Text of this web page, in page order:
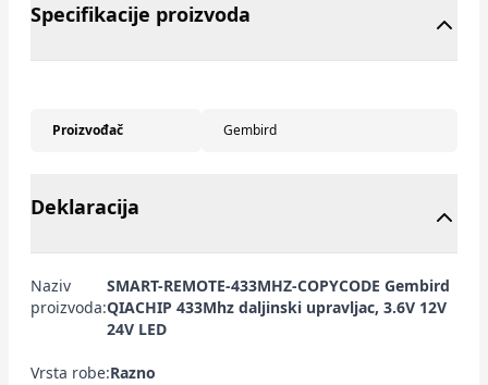
Specifikacije proizvoda
Proizvođač Gembird
Deklaracija
Naziv
proizvoda:
SMART-REMOTE-433MHZ-COPYCODE Gembird
QIACHIP 433Mhz daljinski upravljac, 3.6V 12V
24V LED
Vrsta robe:Razno